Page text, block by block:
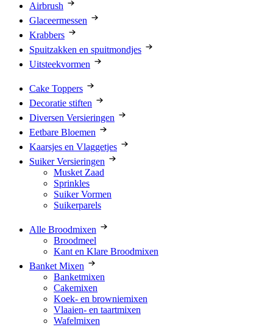
Airbrush
Glaceermessen
Krabbers
Spuitzakken en spuitmondjes
Uitsteekvormen
Cake Toppers
Decoratie stiften
Diversen Versieringen
Eetbare Bloemen
Kaarsjes en Vlaggetjes
Suiker Versieringen
Musket Zaad
Sprinkles
Suiker Vormen
Suikerparels
Alle Broodmixen
Broodmeel
Kant en Klare Broodmixen
Banket Mixen
Banketmixen
Cakemixen
Koek- en browniemixen
Vlaaien- en taartmixen
Wafelmixen